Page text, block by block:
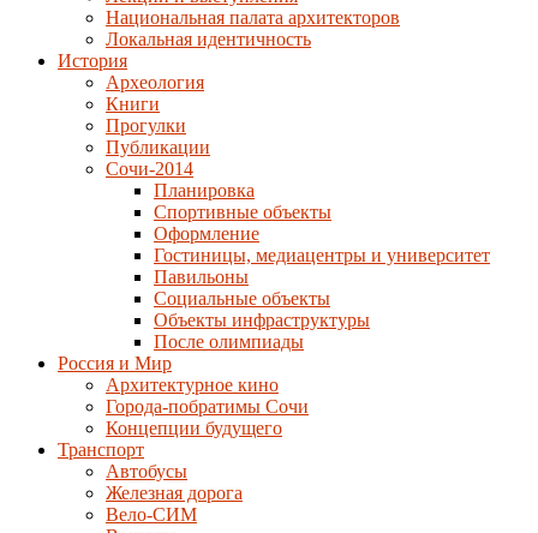
Национальная палата архитекторов
Локальная идентичность
История
Археология
Книги
Прогулки
Публикации
Сочи-2014
Планировка
Спортивные объекты
Оформление
Гостиницы, медиацентры и университет
Павильоны
Социальные объекты
Объекты инфраструктуры
После олимпиады
Россия и Мир
Архитектурное кино
Города-побратимы Сочи
Концепции будущего
Транспорт
Автобусы
Железная дорога
Вело-СИМ